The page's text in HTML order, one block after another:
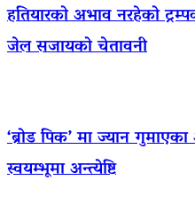
हतियारको अभाव नरहेको
जेल सजायको चेतावनी
‘ब्रोड पिक’ मा ज्यान
स्वयम्भूमा अन्त्येष्टि